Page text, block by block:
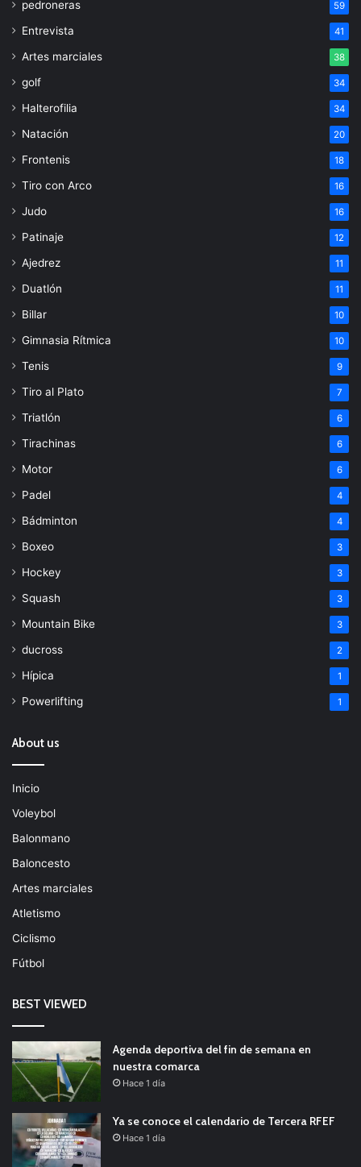
pedroneras 59
Entrevista 41
Artes marciales 38
golf 34
Halterofilia 34
Natación 20
Frontenis 18
Tiro con Arco 16
Judo 16
Patinaje 12
Ajedrez 11
Duatlón 11
Billar 10
Gimnasia Rítmica 10
Tenis 9
Tiro al Plato 7
Triatlón 6
Tirachinas 6
Motor 6
Padel 4
Bádminton 4
Boxeo 3
Hockey 3
Squash 3
Mountain Bike 3
ducross 2
Hípica 1
Powerlifting 1
About us
Inicio
Voleybol
Balonmano
Baloncesto
Artes marciales
Atletismo
Ciclismo
Fútbol
BEST VIEWED
Agenda deportiva del fin de semana en
nuestra comarca
Hace 1 día
Ya se conoce el calendario de Tercera RFEF
Hace 1 día